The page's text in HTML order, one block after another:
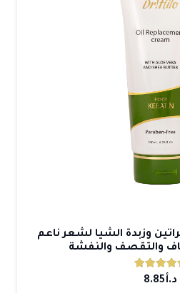
وزبدة الشيا لشعر ناعم
والتقصف والنفشة
التقييم
د.أ8.85